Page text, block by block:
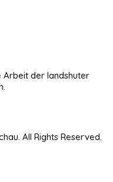
Arbeit der landshuter
All Rights Reserved.